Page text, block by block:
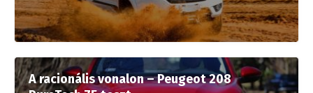
A racionális vonalon – Peugeot 208